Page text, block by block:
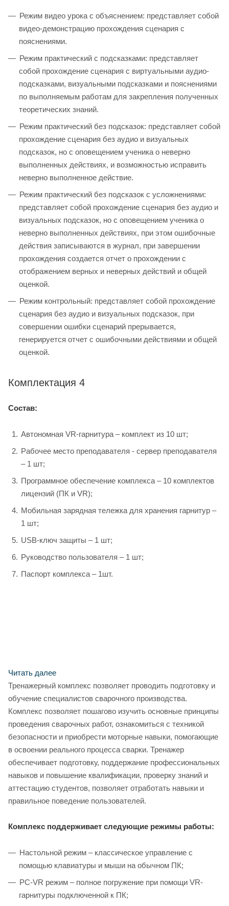
Режим видео урока с объяснением: представляет собой
видео-демонстрацию прохождения сценария с
пояснениями.
Режим практический с подсказками: представляет
собой прохождение сценария с виртуальными аудио-
подсказками, визуальными подсказками и пояснениями
по выполняемым работам для закрепления полученных
теоретических знаний.
Режим практический без подсказок: представляет собой
прохождение сценария без аудио и визуальных
подсказок, но с оповещением ученика о неверно
выполненных действиях, и возможностью исправить
неверно выполненное действие.
Режим практический без подсказок с усложнениями:
представляет собой прохождение сценария без аудио и
визуальных подсказок, но с оповещением ученика о
неверно выполненных действиях, при этом ошибочные
действия записываются в журнал, при завершении
прохождения создается отчет о прохождении с
отображением верных и неверных действий и общей
оценкой.
Режим контрольный: представляет собой прохождение
сценария без аудио и визуальных подсказок, при
совершении ошибки сценарий прерывается,
генерируется отчет с ошибочными действиями и общей
оценкой.
Комплектация 4
Состав:
Автономная VR-гарнитура – комплект из 10 шт;
Рабочее место преподавателя - сервер преподавателя
– 1 шт;
Программное обеспечение комплекса – 10 комплектов
лицензий (ПК и VR);
Мобильная зарядная тележка для хранения гарнитур –
1 шт;
USB-ключ защиты – 1 шт;
Руководство пользователя – 1 шт;
Паспорт комплекса – 1шт.
Читать далее
Тренажерный комплекс позволяет проводить подготовку и
обучение специалистов сварочного производства.
Комплекс позволяет пошагово изучить основные принципы
проведения сварочных работ, ознакомиться с техникой
безопасности и приобрести моторные навыки, помогающие
в освоении реального процесса сварки. Тренажер
обеспечивает подготовку, поддержание профессиональных
навыков и повышение квалификации, проверку знаний и
аттестацию студентов, позволяет отработать навыки и
правильное поведение пользователей.
Комплекс поддерживает следующие режимы работы:
Настольной режим – классическое управление с
помощью клавиатуры и мыши на обычном ПК;
PC-VR режим – полное погружение при помощи VR-
гарнитуры подключенной к ПК;